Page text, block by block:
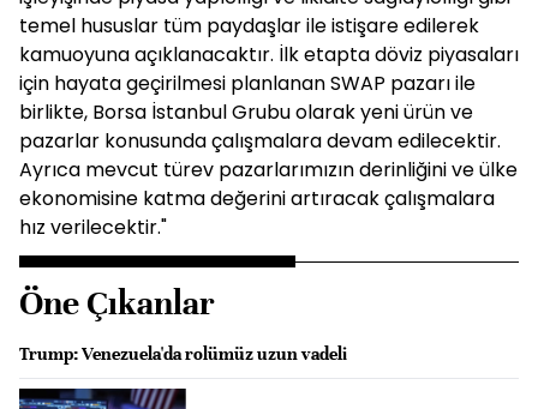
temel hususlar tüm paydaşlar ile istişare edilerek
kamuoyuna açıklanacaktır. İlk etapta döviz piyasaları
için hayata geçirilmesi planlanan SWAP pazarı ile
birlikte, Borsa İstanbul Grubu olarak yeni ürün ve
pazarlar konusunda çalışmalara devam edilecektir.
Ayrıca mevcut türev pazarlarımızın derinliğini ve ülke
ekonomisine katma değerini artıracak çalışmalara
hız verilecektir."
Öne Çıkanlar
Trump: Venezuela'da rolümüz uzun vadeli